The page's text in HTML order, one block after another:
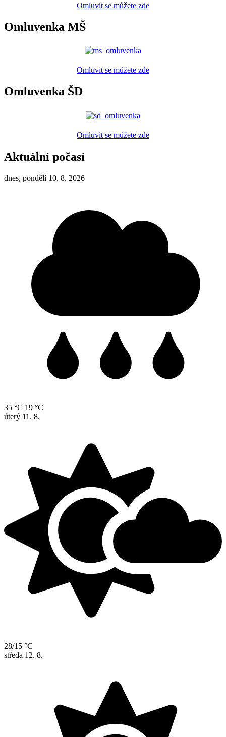
Omluvit se můžete zde
Omluvenka MŠ
Omluvit se můžete zde
Omluvenka ŠD
Omluvit se můžete zde
Aktuální počasí
dnes, pondělí 10. 8. 2026
35 °C 19 °C
úterý 11. 8.
28/15 °C
středa 12. 8.